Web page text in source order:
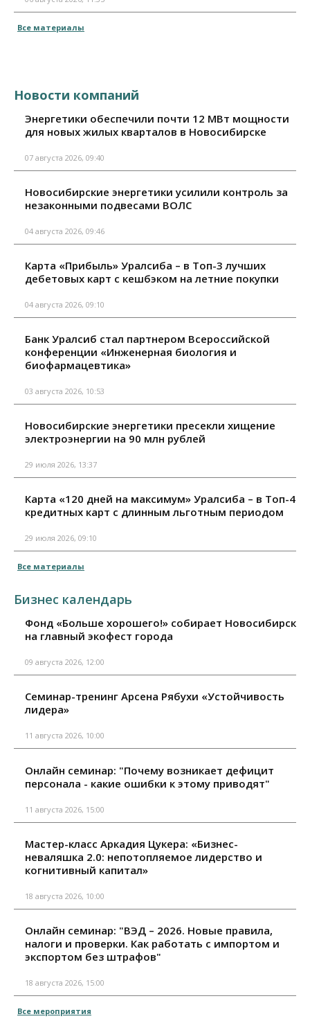
Все материалы
Новости компаний
Энергетики обеспечили почти 12 МВт мощности
для новых жилых кварталов в Новосибирске
07 августа 2026, 09:40
Новосибирские энергетики усилили контроль за
незаконными подвесами ВОЛС
04 августа 2026, 09:46
Карта «Прибыль» Уралсиба – в Топ-3 лучших
дебетовых карт с кешбэком на летние покупки
04 августа 2026, 09:10
Банк Уралсиб стал партнером Всероссийской
конференции «Инженерная биология и
биофармацевтика»
03 августа 2026, 10:53
Новосибирские энергетики пресекли хищение
электроэнергии на 90 млн рублей
29 июля 2026, 13:37
Карта «120 дней на максимум» Уралсиба – в Топ-4
кредитных карт с длинным льготным периодом
29 июля 2026, 09:10
Все материалы
Бизнес календарь
Фонд «Больше хорошего!» собирает Новосибирск
на главный экофест города
09 августа 2026, 12:00
Семинар-тренинг Арсена Рябухи «Устойчивость
лидера»
11 августа 2026, 10:00
Онлайн семинар: "Почему возникает дефицит
персонала - какие ошибки к этому приводят"
11 августа 2026, 15:00
Мастер-класс Аркадия Цукера: «Бизнес-
неваляшка 2.0: непотопляемое лидерство и
когнитивный капитал»
18 августа 2026, 10:00
Онлайн семинар: "ВЭД – 2026. Новые правила,
налоги и проверки. Как работать с импортом и
экспортом без штрафов"
18 августа 2026, 15:00
Все мероприятия